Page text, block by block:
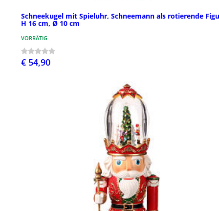
Schneekugel mit Spieluhr, Schneemann als rotierende
H 16 cm, Ø 10 cm
VORRÄTIG
€ 54,90